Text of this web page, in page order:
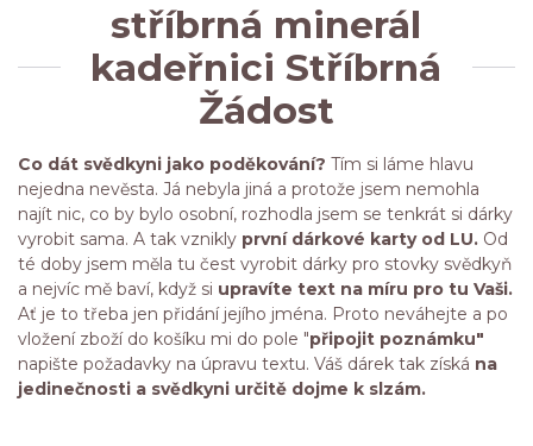
stříbrná minerál
kadeřnici Stříbrná
Žádost
Co dát svědkyni jako poděkování? Tím si láme hlavu
nejedna nevěsta. Já nebyla jiná a protože jsem nemohla
najít nic, co by bylo osobní, rozhodla jsem se tenkrát si dárky
vyrobit sama. A tak vznikly první dárkové karty od LU. Od
té doby jsem měla tu čest vyrobit dárky pro stovky svědkyň
a nejvíc mě baví, když si upravíte text na míru pro tu Vaši.
Ať je to třeba jen přidání jejího jména. Proto neváhejte a po
vložení zboží do košíku mi do pole "připojit poznámku"
napište požadavky na úpravu textu. Váš dárek tak získá na
jedinečnosti a svědkyni určitě dojme k slzám.